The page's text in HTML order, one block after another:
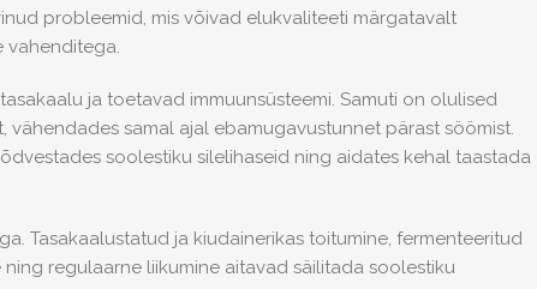
probleemid, mis võivad elukvaliteeti märgatavalt
vahenditega.
ja toetavad immuunsüsteemi. Samuti on olulised
samal ajal ebamugavustunnet pärast söömist.
soolestiku silelihaseid ning aidates kehal taastada
Tasakaalustatud ja kiudainerikas toitumine, fermenteeritud
regulaarne liikumine aitavad säilitada soolestiku